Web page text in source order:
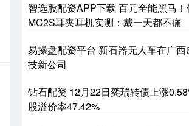
智选股配资APP下载 百元全能黑马！
MC2S耳夹耳机实测：戴一天都不痛
易操盘配资平台 新石器无人车在广西
技新公司
钻石配资 12月22日奕瑞转债上涨
股溢价率47.42%